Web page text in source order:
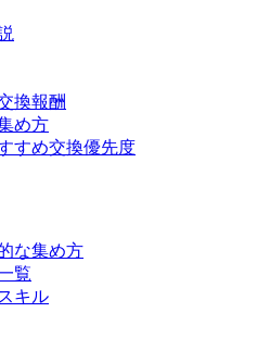
換報酬
め方
すめ交換優先度
な集め方
覧
キル